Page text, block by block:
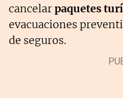
cancelarpaquetes
evacuaciones
de seguros.